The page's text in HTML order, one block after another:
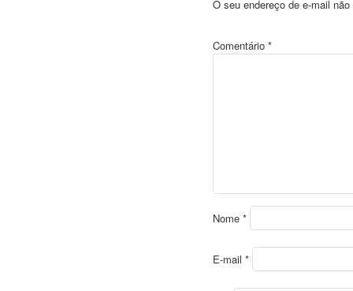
O seu endereço de e-mail
Comentário *
Nome *
E-mail *